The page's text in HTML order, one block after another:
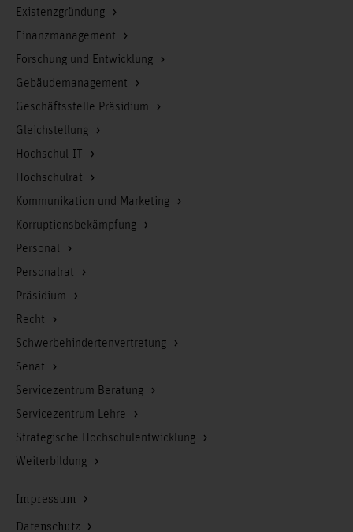
Existenzgründung
Finanzmanagement
Forschung und Entwicklung
Gebäudemanagement
Geschäftsstelle Präsidium
Gleichstellung
Hochschul-IT
Hochschulrat
Kommunikation und Marketing
Korruptionsbekämpfung
Personal
Personalrat
Präsidium
Recht
Schwerbehindertenvertretung
Senat
Servicezentrum Beratung
Servicezentrum Lehre
Strategische Hochschulentwicklung
Weiterbildung
Impressum
Datenschutz